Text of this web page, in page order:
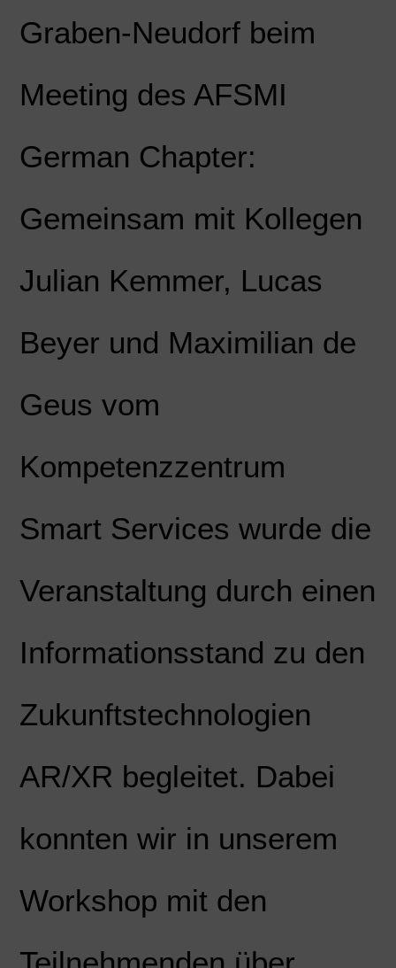
Graben-Neudorf beim
Meeting des AFSMI
German Chapter:
Gemeinsam mit Kollegen
Julian Kemmer, Lucas
Beyer und Maximilian de
Geus vom
Kompetenzzentrum
Smart Services wurde die
Veranstaltung durch einen
Informationsstand zu den
Zukunftstechnologien
AR/XR begleitet. Dabei
konnten wir in unserem
Workshop mit den